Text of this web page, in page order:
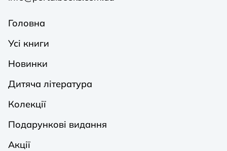
Головна
Усі книги
Новинки
Дитяча література
Колекції
Подарункові видання
Акції